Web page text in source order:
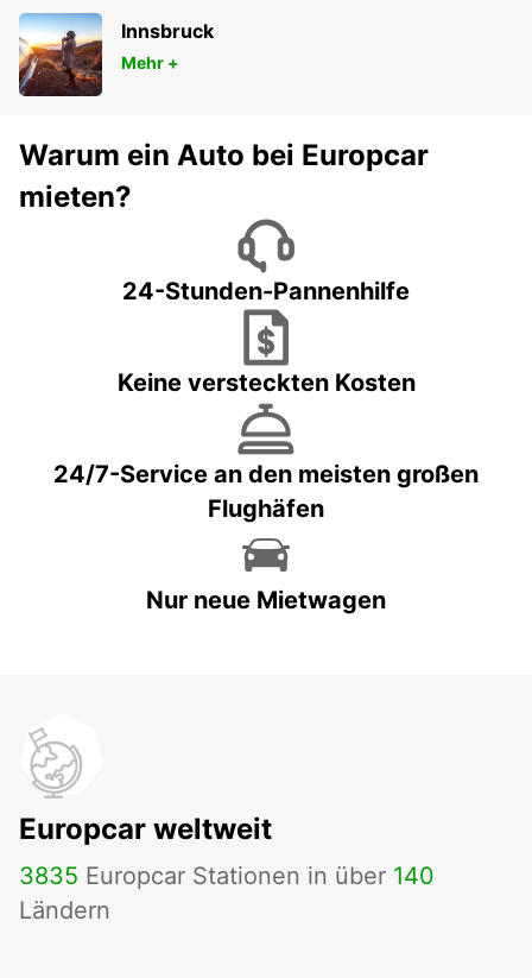
Innsbruck
Mehr +
Warum ein Auto bei Europcar
mieten?
24-Stunden-Pannenhilfe
Keine versteckten Kosten
24/7-Service an den meisten großen
Flughäfen
Nur neue Mietwagen
Europcar weltweit
3835 Europcar Stationen in über 140
Ländern